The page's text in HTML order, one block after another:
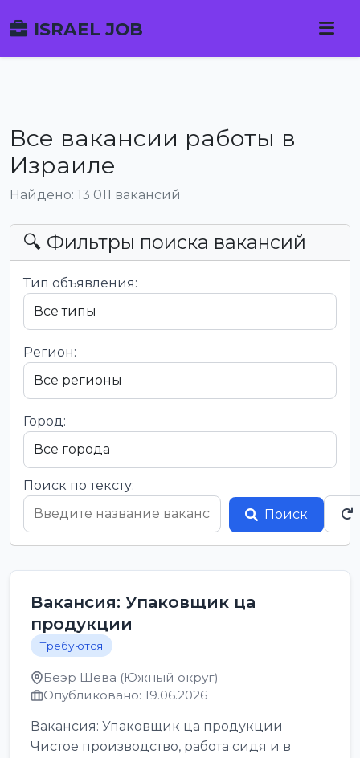
ISRAEL JOB
Все вакансии работы в
Израиле
Найдено: 13 011 вакансий
🔍 Фильтры поиска вакансий
Тип объявления:
Регион:
Город:
Поиск по тексту:
Поиск
Вакансия: Упаковщик ца
продукции
Требуются
Беэр Шева (Южный округ)
Опубликовано: 19.06.2026
Вакансия: Упаковщик ца продукции
Чистое производство, работа сидя и в